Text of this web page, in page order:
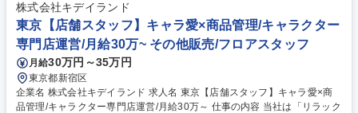
デザイン・コンセプト設計の支援。 3.新規開発：出店エリアの特性に応じ
たホテルのコンセプト立案、開業に向けた体制構築、備品選定や研修のサ
ポート。 募集職種 夜勤なし・土日祝休の本社勤務◆ホテルの運営改善・
新規開発・改装
株式会社キデイランド
東京【店舗スタッフ】キャラ愛×商品管理/キャラクター
専門店運営/月給30万~ その他販売/フロアスタッフ
月給30万円～35万円
東京都新宿区
企業名 株式会社キデイランド 求人名 東京【店舗スタッフ】キャラ愛×商
品管理/キャラクター専門店運営/月給30万～ 仕事の内容 当社は「リラック